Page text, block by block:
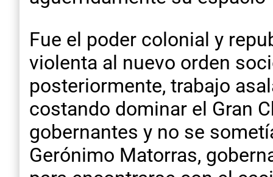
Fue el poder colonial y
violenta al nuevo orden
posteriormente, trabajo
costando dominar el Gran
gobernantes y no se
Gerónimo Matorras,